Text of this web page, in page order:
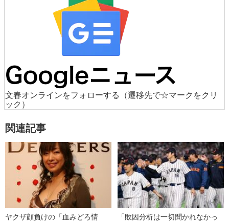
文春オンラインをフォローする
（遷移先で☆マークをクリ
ック）
関連記事
ヤクザ顔負けの「血みどろ情
「敗因分析は一切聞かれなかっ